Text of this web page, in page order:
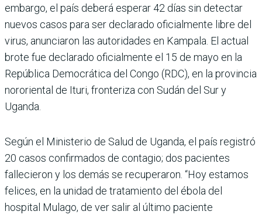
embargo, el país deberá esperar 42 días sin detectar
nuevos casos para ser declarado oficialmente libre del
virus, anunciaron las autoridades en Kampala. El actual
brote fue declarado oficialmente el 15 de mayo en la
República Democrática del Congo (RDC), en la provincia
nororiental de Ituri, fronteriza con Sudán del Sur y
Uganda.
Según el Ministerio de Salud de Uganda, el país registró
20 casos confirmados de contagio; dos pacientes
fallecieron y los demás se recuperaron. “Hoy estamos
felices, en la unidad de tratamiento del ébola del
hospital Mulago, de ver salir al último paciente